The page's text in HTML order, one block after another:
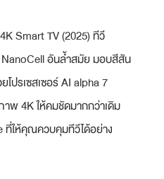
Smart TV (2025) ทีวี
อันล้ำสมัย มอบสีสัน
ปรเซสเซอร์ AI alpha 7
พ 4K ให้คมชัดมากกว่าเดิม
ให้คุณควบคุมทีวีได้อย่าง